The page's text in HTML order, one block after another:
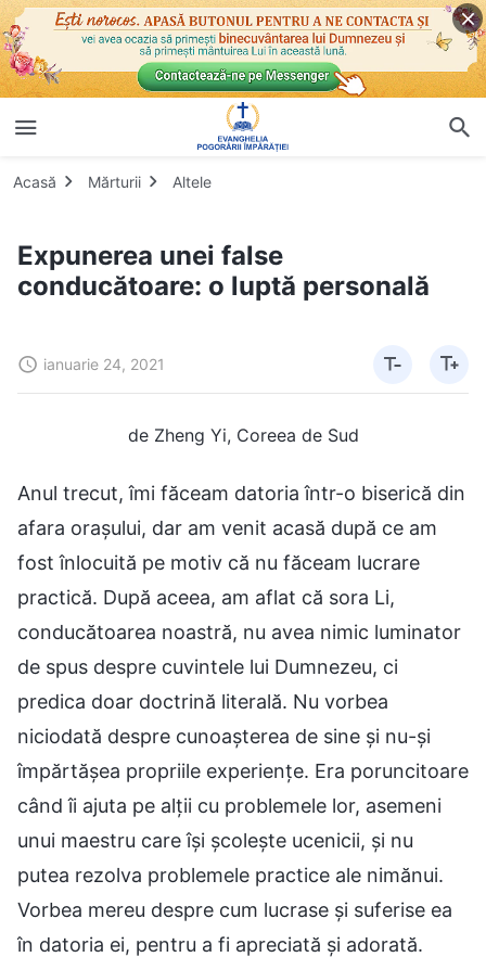
Acasă Mărturii Altele
Expunerea unei false
conducătoare: o luptă personală
ianuarie 24, 2021
de Zheng Yi, Coreea de Sud
Anul trecut, îmi făceam datoria într-o biserică din
afara orașului, dar am venit acasă după ce am
fost înlocuită pe motiv că nu făceam lucrare
practică. După aceea, am aflat că sora Li,
conducătoarea noastră, nu avea nimic luminator
de spus despre cuvintele lui Dumnezeu, ci
predica doar doctrină literală. Nu vorbea
niciodată despre cunoașterea de sine și nu-și
împărtășea propriile experiențe. Era poruncitoare
când îi ajuta pe alții cu problemele lor, asemeni
unui maestru care își școlește ucenicii, și nu
putea rezolva problemele practice ale nimănui.
Vorbea mereu despre cum lucrase și suferise ea
în datoria ei, pentru a fi apreciată și adorată.